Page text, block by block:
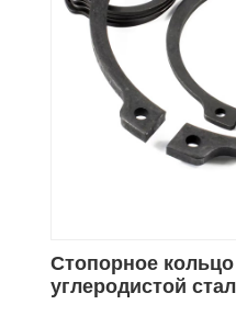
Стопорное
углеродистой